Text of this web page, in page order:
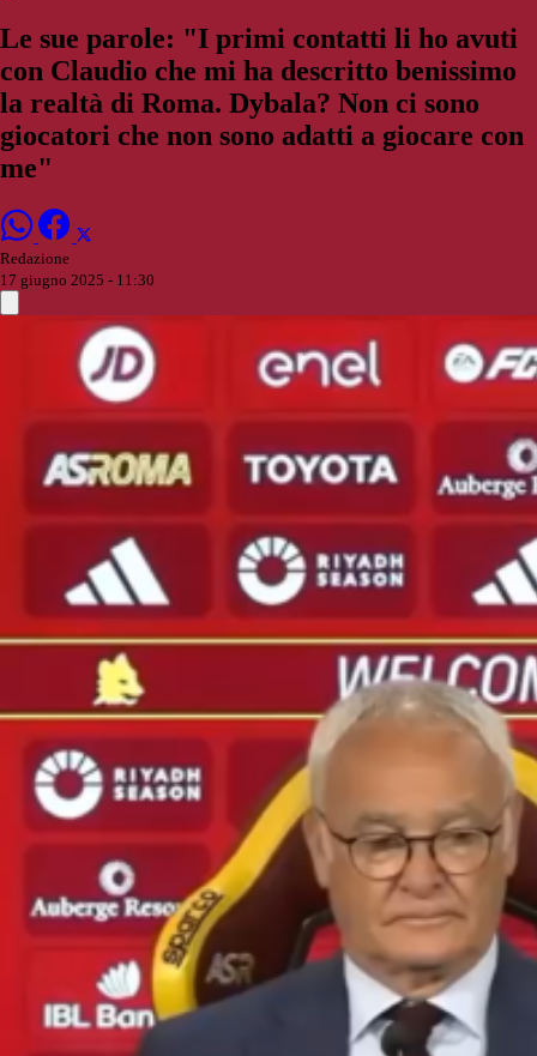
Le sue parole: "I primi contatti li ho avuti
con Claudio che mi ha descritto benissimo
la realtà di Roma. Dybala? Non ci sono
giocatori che non sono adatti a giocare con
me"
Redazione
17 giugno 2025 - 11:30